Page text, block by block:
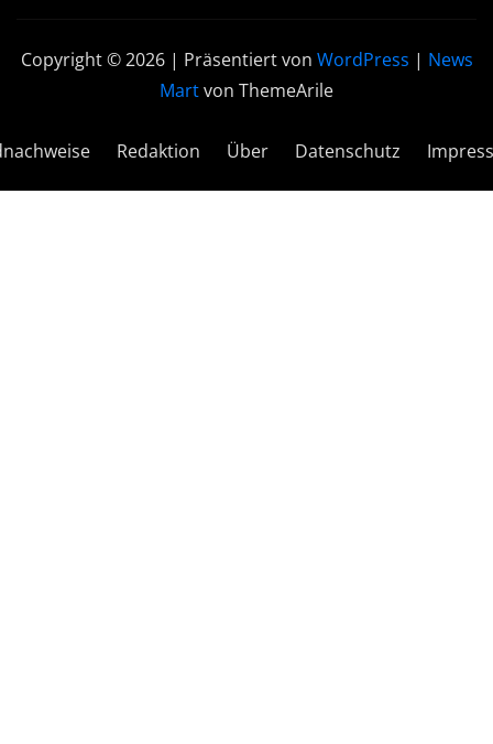
Copyright © 2026 | Präsentiert von WordPress | News
Martvon ThemeArile
Redaktion Über Datenschutz